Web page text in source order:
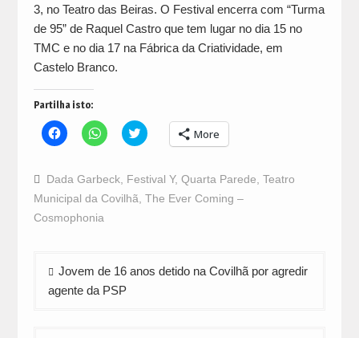
3, no Teatro das Beiras. O Festival encerra com “Turma
de 95” de Raquel Castro que tem lugar no dia 15 no
TMC e no dia 17 na Fábrica da Criatividade, em
Castelo Branco.
Partilha isto:
Click
to
Facebook
(Opens
in
new
window)
Click
to
WhatsApp
(Opens
in
new
window)
Click
to
Twitter
(Opens
in
new
More
Dada Garbeck, Festival Y, Quarta Parede Teatro
Municipal da Covilhã The Ever Coming –
Cosmophonia
Navegação
de
Jovem de 16 anos detido na Covilhã por agredir
agente da PSP